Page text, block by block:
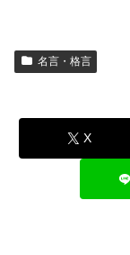
名言・格言
X